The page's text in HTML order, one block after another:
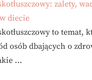
zalety,
diecie
to temat,
osób dbających o
…